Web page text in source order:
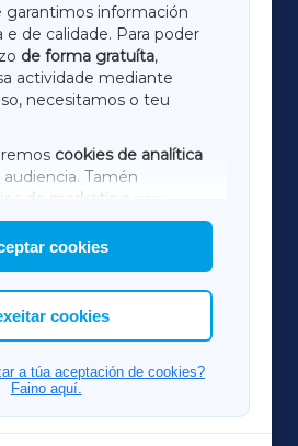
información
e de calidade. Para poder
de forma gratuíta,
actividade mediante
necesitamos o teu
cookies de analítica
Tamén
de marketing
de terceiros.
personalizar a elección das
permitir.
cookies
cookies
a túa aceptación de cookies?
Faino aquí.
LUGOXA
AMARIÑAXA
ACORUÑAXA
FERROLXA
OURENSEXA